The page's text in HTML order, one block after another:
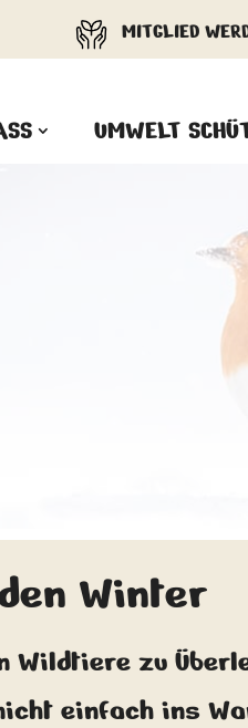
MITGLIED
UMWELT
Winter
Wildtiere zu
einfach ins
zu gestalten &
Analyse der Zugriffe auf die